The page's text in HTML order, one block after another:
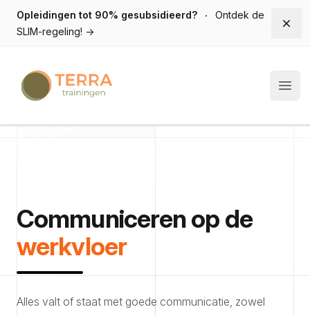
Opleidingen tot 90% gesubsidieerd?
Ontdek de
SLIM-regeling! →
Terra trainingen
Communiceren op de
werkvloer
Alles valt of staat met goede communicatie, zowel